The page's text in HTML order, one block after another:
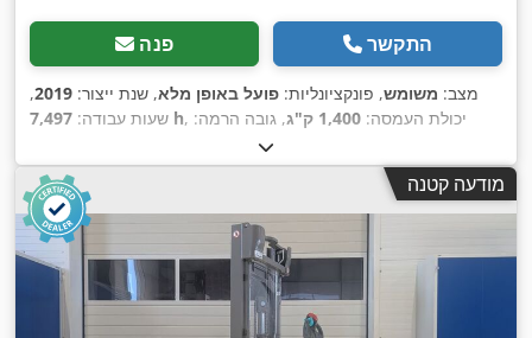
פנה התקשר
מצב: משומש, פונקציונליות: פועל באופן מלא, שנת ייצור: 2019
,
שעות עבודה: 7,497 h , יכולת העמסה: 1,400 ק"ג
, גובה הרמה:
, הרמה חופשית:1,870 מ"מ
תורן:טריפלקס, גובה בנייה:2,250 מ"מ , אורך המזלג:1,150 מ"מ
,
משקל עצמי:, סוג הנעה:
Elektro
, רוחב בנייה:800 מ"מ ,
מודעה קטנה